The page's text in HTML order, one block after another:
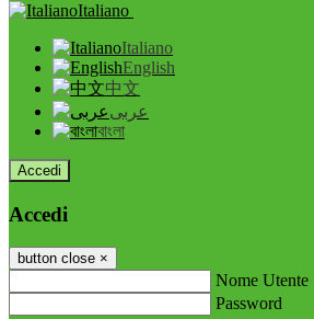
Italiano
Italiano
English
中文
عربى
বাংলা
Accedi
Accedi
button close ×
Nome Utente
Password